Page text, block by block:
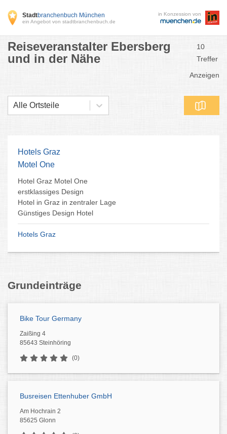
Stadtbranchenbuch München
ein Angebot von stadtbranchenbuch.de
in Konzession von
Reiseveranstalter Ebersberg
und in der Nähe
10
Treffer
Anzeigen
Alle Ortsteile
Hotels Graz
Motel One
Hotel Graz Motel One
erstklassiges Design
Hotel in Graz in zentraler Lage
Günstiges Design Hotel
Hotels Graz
Grundeinträge
Bike Tour Germany
Zaißing 4
85643 Steinhöring
(0)
Busreisen Ettenhuber GmbH
Am Hochrain 2
85625 Glonn